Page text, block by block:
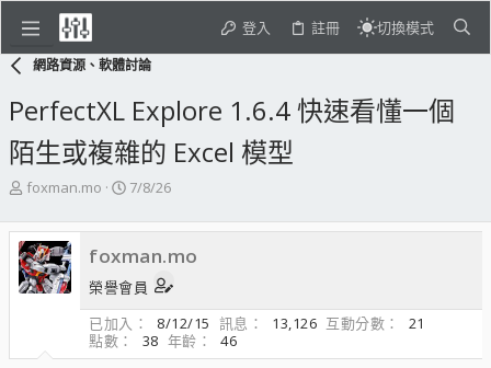
登入 註冊 切換模式
網路資源、軟體討論
PerfectXL Explore 1.6.4 快速看懂一個
陌生或複雜的 Excel 模型
主
發
起
人
foxman.mo
開
日
期
7/8/26
foxman.mo
榮譽會員
已加入
8/12/15 訊息 13,126 互動分數
21
點數
38 年齡
46